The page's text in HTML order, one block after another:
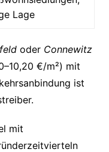
Lage
oder Connewitz
€/m²) mit
ist
mit